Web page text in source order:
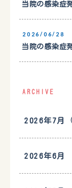
当院の感染症
2026/06/28
当院の感染症
ARCHIVE
2026年7月
2026年6月